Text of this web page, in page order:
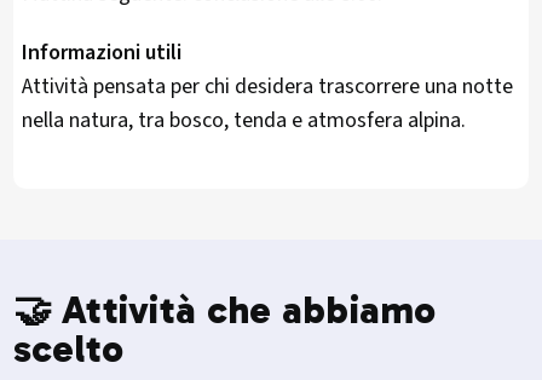
Informazioni utili
Attività pensata per chi desidera trascorrere una notte
nella natura, tra bosco, tenda e atmosfera alpina.
🤝 Attività che abbiamo
scelto